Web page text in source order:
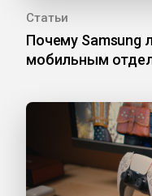
Статьи
Почему Samsung
мобильным